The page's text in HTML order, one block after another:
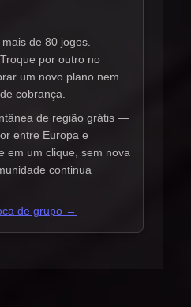
de 80 jogos.
por outro no
um novo plano nem
cobrança.
de região grátis —
entre Europa e
em um clique, sem nova
continua
de grupo →